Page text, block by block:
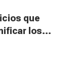
que
los
entrenador